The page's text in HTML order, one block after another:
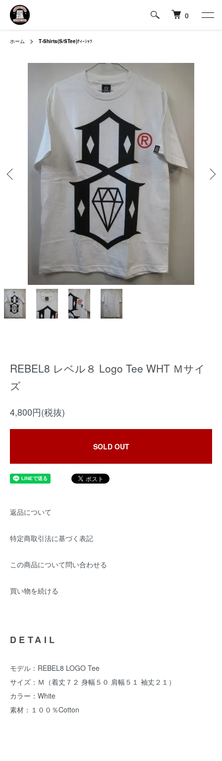
0
ホーム T-Shirts(S/STee)ﾃｨｰｼｬﾂ
REBEL8 レベル８ Logo Tee WHT Ｍサイ
ズ
4,800円(税抜)
SOLD OUT
返品について
特定商取引法に基づく表記
この商品について問い合わせる
買い物を続ける
DETAIL
モデル：REBEL8 LOGO Tee
サイズ：Ｍ（着丈７２ 身幅５０ 肩幅５１ 袖丈２１）
カラー：White
素材：１００％Cotton